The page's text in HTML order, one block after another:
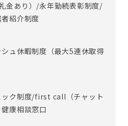
金あり）/永年勤続表彰制度/
紹介制度
ュ休暇制度（最大5連休取得
ック制度/first call（チャット
康相談窓口